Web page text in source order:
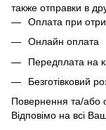
также отправки в
Оплата при
Онлайн оплата
Передплата на
Безготівковий
Повернення та/або
Відповімо на всі